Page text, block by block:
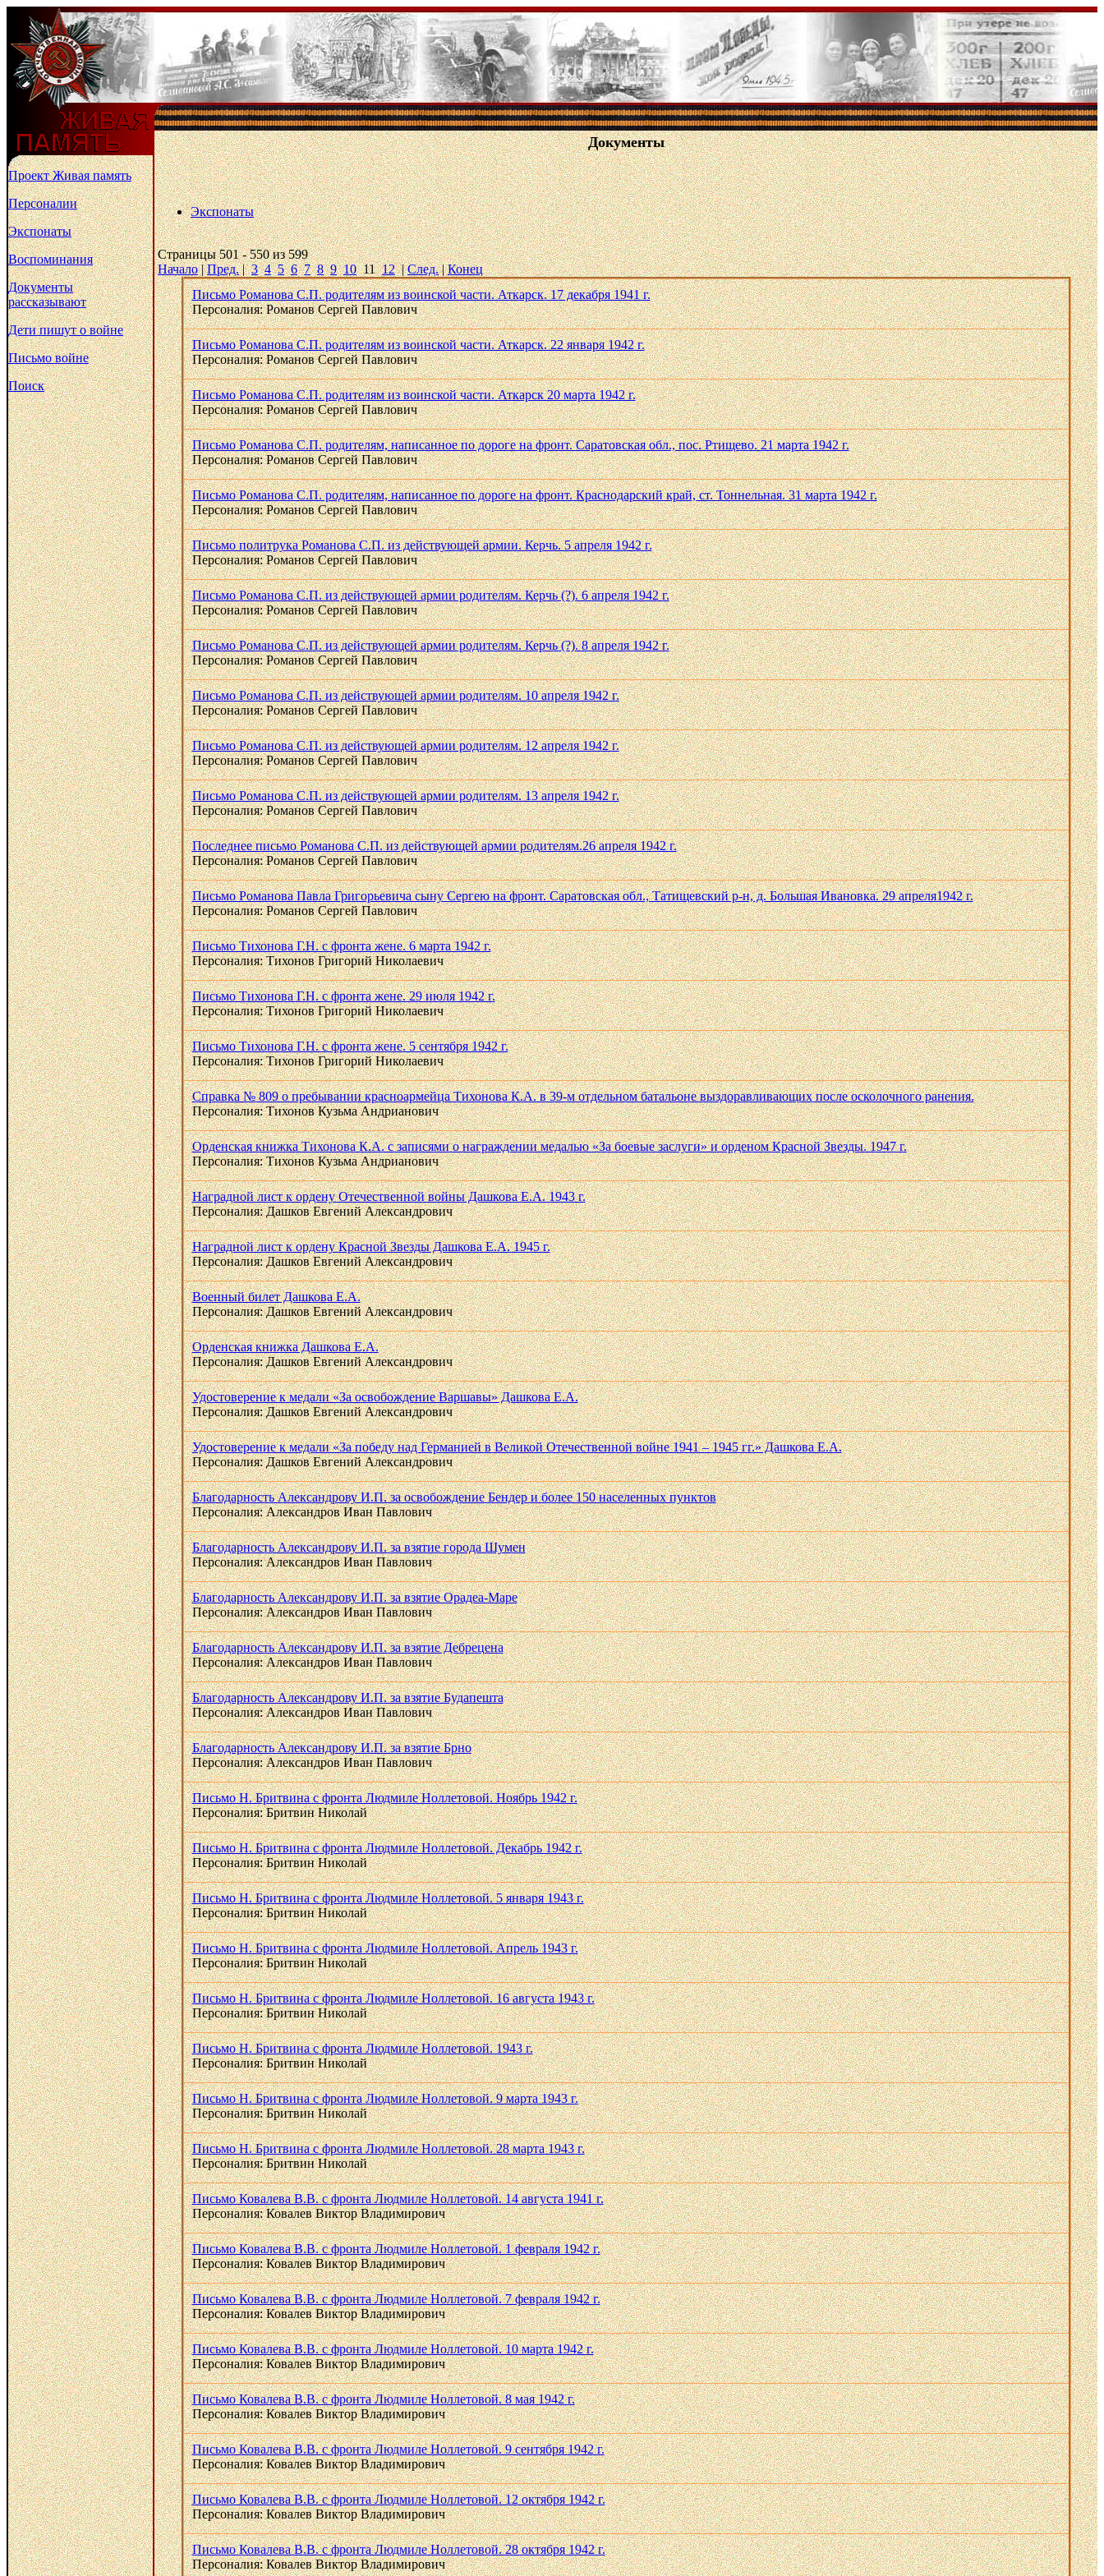
Документы
Проект Живая память
Персоналии
Экспонаты
Воспоминания
Документы
рассказывают
Дети пишут о войне
Письмо войне
Поиск
Экспонаты
Страницы 501 - 550 из 599
Начало|Пред.|3 4 5 6 7 8 9 101112|След.|Конец
Письмо Романова С.П. родителям из воинской части. Аткарск. 17 декабря 1941 г.
Персоналия: Романов Сергей Павлович
Письмо Романова С.П. родителям из воинской части. Аткарск. 22 января 1942 г.
Персоналия: Романов Сергей Павлович
Письмо Романова С.П. родителям из воинской части. Аткарск 20 марта 1942 г.
Персоналия: Романов Сергей Павлович
Письмо Романова С.П. родителям, написанное по дороге на фронт. Саратовская обл., пос. Ртищево. 21 марта 1942 г.
Персоналия: Романов Сергей Павлович
Письмо Романова С.П. родителям, написанное по дороге на фронт. Краснодарский край, ст. Тоннельная. 31 марта 1942 г.
Персоналия: Романов Сергей Павлович
Письмо политрука Романова С.П. из действующей армии. Керчь. 5 апреля 1942 г.
Персоналия: Романов Сергей Павлович
Письмо Романова С.П. из действующей армии родителям. Керчь (?). 6 апреля 1942 г.
Персоналия: Романов Сергей Павлович
Письмо Романова С.П. из действующей армии родителям. Керчь (?). 8 апреля 1942 г.
Персоналия: Романов Сергей Павлович
Письмо Романова С.П. из действующей армии родителям. 10 апреля 1942 г.
Персоналия: Романов Сергей Павлович
Письмо Романова С.П. из действующей армии родителям. 12 апреля 1942 г.
Персоналия: Романов Сергей Павлович
Письмо Романова С.П. из действующей армии родителям. 13 апреля 1942 г.
Персоналия: Романов Сергей Павлович
Последнее письмо Романова С.П. из действующей армии родителям.26 апреля 1942 г.
Персоналия: Романов Сергей Павлович
Письмо Романова Павла Григорьевича сыну Сергею на фронт. Саратовская обл., Татищевский р-н, д. Большая Ивановка. 29 апреля1942 г.
Персоналия: Романов Сергей Павлович
Письмо Тихонова Г.Н. с фронта жене. 6 марта 1942 г.
Персоналия: Тихонов Григорий Николаевич
Письмо Тихонова Г.Н. с фронта жене. 29 июля 1942 г.
Персоналия: Тихонов Григорий Николаевич
Письмо Тихонова Г.Н. с фронта жене. 5 сентября 1942 г.
Персоналия: Тихонов Григорий Николаевич
Справка № 809 о пребывании красноармейца Тихонова К.А. в 39-м отдельном батальоне выздоравливающих после осколочного ранения.
Персоналия: Тихонов Кузьма Андрианович
Орденская книжка Тихонова К.А. с записями о награждении медалью «За боевые заслуги» и орденом Красной Звезды. 1947 г.
Персоналия: Тихонов Кузьма Андрианович
Наградной лист к ордену Отечественной войны Дашкова Е.А. 1943 г.
Персоналия: Дашков Евгений Александрович
Наградной лист к ордену Красной Звезды Дашкова Е.А. 1945 г.
Персоналия: Дашков Евгений Александрович
Военный билет Дашкова Е.А.
Персоналия: Дашков Евгений Александрович
Орденская книжка Дашкова Е.А.
Персоналия: Дашков Евгений Александрович
Удостоверение к медали «За освобождение Варшавы» Дашкова Е.А.
Персоналия: Дашков Евгений Александрович
Удостоверение к медали «За победу над Германией в Великой Отечественной войне 1941 – 1945 гг.» Дашкова Е.А.
Персоналия: Дашков Евгений Александрович
Благодарность Александрову И.П. за освобождение Бендер и более 150 населенных пунктов
Персоналия: Александров Иван Павлович
Благодарность Александрову И.П. за взятие города Шумен
Персоналия: Александров Иван Павлович
Благодарность Александрову И.П. за взятие Орадеа-Маре
Персоналия: Александров Иван Павлович
Благодарность Александрову И.П. за взятие Дебрецена
Персоналия: Александров Иван Павлович
Благодарность Александрову И.П. за взятие Будапешта
Персоналия: Александров Иван Павлович
Благодарность Александрову И.П. за взятие Брно
Персоналия: Александров Иван Павлович
Письмо Н. Бритвина с фронта Людмиле Ноллетовой. Ноябрь 1942 г.
Персоналия: Бритвин Николай
Письмо Н. Бритвина с фронта Людмиле Ноллетовой. Декабрь 1942 г.
Персоналия: Бритвин Николай
Письмо Н. Бритвина с фронта Людмиле Ноллетовой. 5 января 1943 г.
Персоналия: Бритвин Николай
Письмо Н. Бритвина с фронта Людмиле Ноллетовой. Апрель 1943 г.
Персоналия: Бритвин Николай
Письмо Н. Бритвина с фронта Людмиле Ноллетовой. 16 августа 1943 г.
Персоналия: Бритвин Николай
Письмо Н. Бритвина с фронта Людмиле Ноллетовой. 1943 г.
Персоналия: Бритвин Николай
Письмо Н. Бритвина с фронта Людмиле Ноллетовой. 9 марта 1943 г.
Персоналия: Бритвин Николай
Письмо Н. Бритвина с фронта Людмиле Ноллетовой. 28 марта 1943 г.
Персоналия: Бритвин Николай
Письмо Ковалева В.В. с фронта Людмиле Ноллетовой. 14 августа 1941 г.
Персоналия: Ковалев Виктор Владимирович
Письмо Ковалева В.В. с фронта Людмиле Ноллетовой. 1 февраля 1942 г.
Персоналия: Ковалев Виктор Владимирович
Письмо Ковалева В.В. с фронта Людмиле Ноллетовой. 7 февраля 1942 г.
Персоналия: Ковалев Виктор Владимирович
Письмо Ковалева В.В. с фронта Людмиле Ноллетовой. 10 марта 1942 г.
Персоналия: Ковалев Виктор Владимирович
Письмо Ковалева В.В. с фронта Людмиле Ноллетовой. 8 мая 1942 г.
Персоналия: Ковалев Виктор Владимирович
Письмо Ковалева В.В. с фронта Людмиле Ноллетовой. 9 сентября 1942 г.
Персоналия: Ковалев Виктор Владимирович
Письмо Ковалева В.В. с фронта Людмиле Ноллетовой. 12 октября 1942 г.
Персоналия: Ковалев Виктор Владимирович
Письмо Ковалева В.В. с фронта Людмиле Ноллетовой. 28 октября 1942 г.
Персоналия: Ковалев Виктор Владимирович